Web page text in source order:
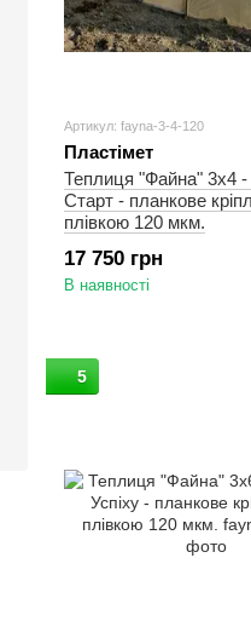
Артикул: fayna-3-4-120
Пластімет
Теплиця "Файна" 3х4 -
Старт - планкове
плівкою 120 мкм.
17 750 грн
В наявності
5